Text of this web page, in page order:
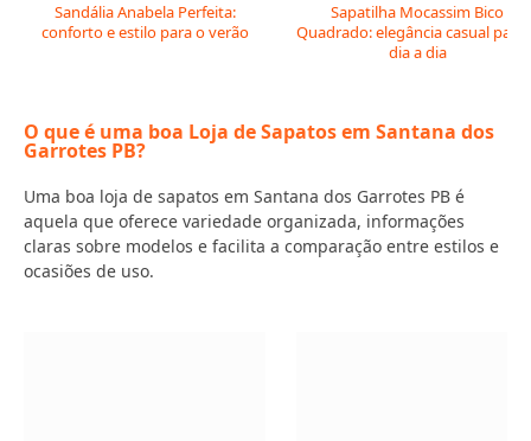
Sandália Anabela Perfeita:
conforto e estilo para o verão
Sapatilha Mocassim Bico
Quadrado: elegância casual para
dia a dia
O que é uma boa Loja de Sapatos em Santana dos
Garrotes PB?
Uma boa loja de sapatos em Santana dos Garrotes PB é
aquela que oferece variedade organizada, informações
claras sobre modelos e facilita a comparação entre estilos e
ocasiões de uso.